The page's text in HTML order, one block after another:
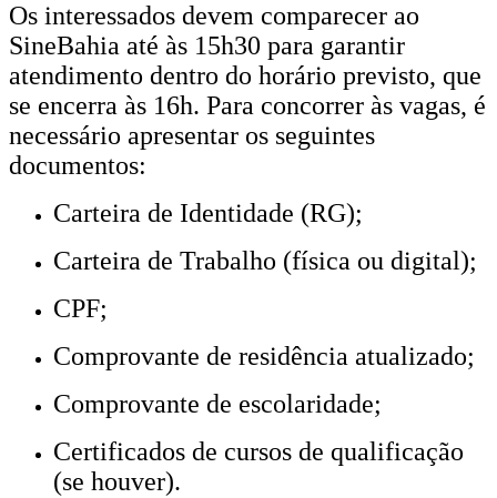
Os interessados devem comparecer ao
SineBahia até às 15h30 para garantir
atendimento dentro do horário previsto, que
se encerra às 16h. Para concorrer às vagas, é
necessário apresentar os seguintes
documentos:
Carteira de Identidade (RG);
Carteira de Trabalho (física ou digital);
CPF;
Comprovante de residência atualizado;
Comprovante de escolaridade;
Certificados de cursos de qualificação
(se houver).